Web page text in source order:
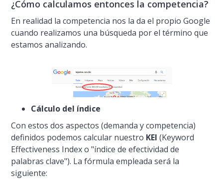
¿Cómo calculamos entonces la competencia?
En realidad la competencia nos la da el propio Google
cuando realizamos una búsqueda por el término que
estamos analizando.
Cálculo del í­ndice
Con estos dos aspectos (demanda y competencia)
definidos podemos calcular nuestro KEI (Keyword
Effectiveness Indexo "í­ndice de efectividad de
palabras clave"). La fórmula empleada será la
siguiente: